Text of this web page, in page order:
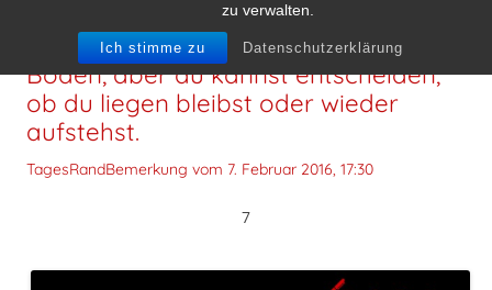
zu verwalten.
Ich stimme zu Datenschutzerklärung
Das Leben zwingt uns oft auf den
Boden, aber du kannst entscheiden,
ob du liegen bleibst oder wieder
aufstehst.
TagesRandBemerkung vom 7. Februar 2016, 17:30
7